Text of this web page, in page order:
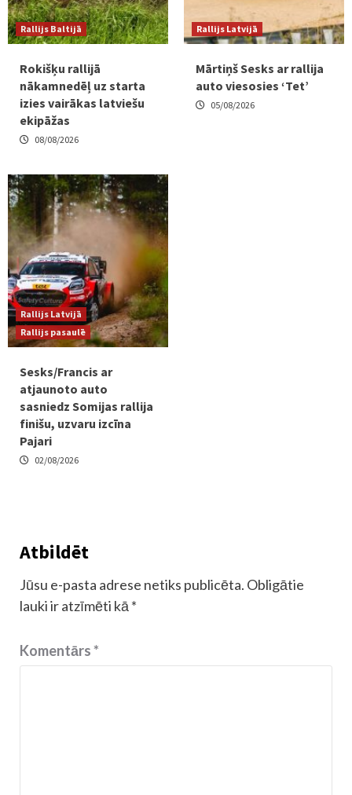
Rallijs Baltijā
Rokišķu rallijā
nākamnedēļ uz starta
izies vairākas latviešu
ekipāžas
08/08/2026
Rallijs Latvijā
Mārtiņš Sesks ar rallija
auto viesosies ‘Tet’
05/08/2026
Rallijs Latvijā
Rallijs pasaulē
Sesks/Francis ar
atjaunoto auto
sasniedz Somijas rallija
finišu, uzvaru izcīna
Pajari
02/08/2026
Atbildēt
Jūsu e-pasta adrese netiks publicēta. Obligātie
lauki ir atzīmēti kā *
Komentārs*